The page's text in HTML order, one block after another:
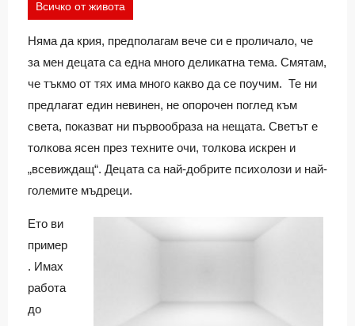
Всичко от живота
Няма да крия, предполагам вече си е проличало, че
за мен децата са една много деликатна тема. Смятам,
че тъкмо от тях има много какво да се поучим. Те ни
предлагат един невинен, не опорочен поглед към
света, показват ни първообраза на нещата. Светът е
толкова ясен през техните очи, толкова искрен и
„всевиждащ“. Децата са най-добрите психолози и най-
големите мъдреци.
Ето ви
пример
. Имах
работа
до